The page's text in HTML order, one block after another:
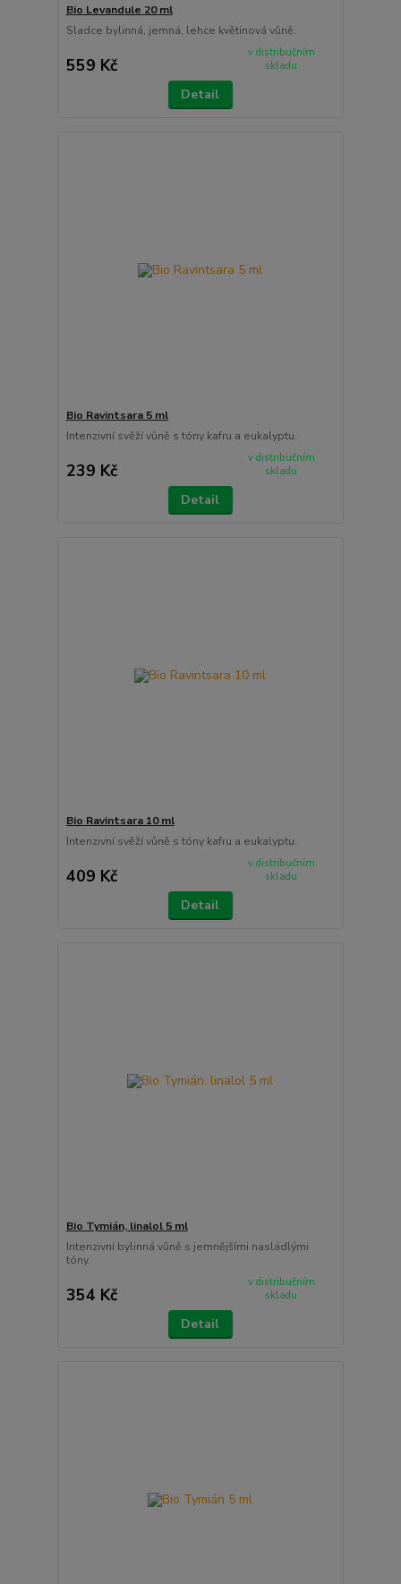
Bio Levandule 20 ml
Sladce bylinná, jemná, lehce květinová vůně.
559 Kč
v distribučním
skladu
Detail
Bio Ravintsara 5 ml
Intenzivní svěží vůně s tóny kafru a eukalyptu.
239 Kč
v distribučním
skladu
Detail
Bio Ravintsara 10 ml
Intenzivní svěží vůně s tóny kafru a eukalyptu.
409 Kč
v distribučním
skladu
Detail
Bio Tymián, linalol 5 ml
Intenzivní bylinná vůně s jemnějšími nasládlými
tóny.
354 Kč
v distribučním
skladu
Detail